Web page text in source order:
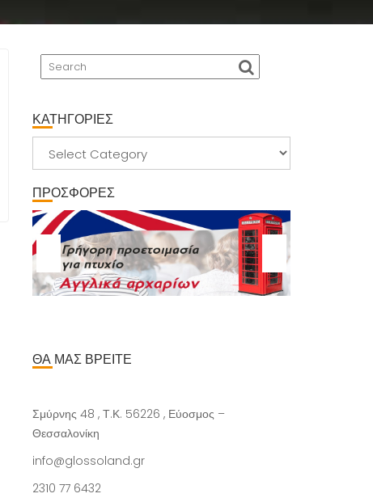
ΚΑΤΗΓΟΡΙΕΣ
ΚΑΤΗΓΟΡΙΕΣ
ΠΡΟΣΦΟΡΕΣ
ΘΑ ΜΑΣ ΒΡΕΙΤΕ
Σμύρνης 48 , Τ.Κ. 56226 , Εύοσμος –
Θεσσαλονίκη
info@glossoland.gr
2310 77 6432